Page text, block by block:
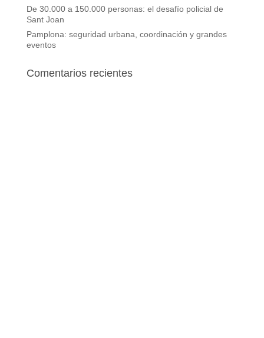
De 30.000 a 150.000 personas: el desafío policial de
Sant Joan
Pamplona: seguridad urbana, coordinación y grandes
eventos
Comentarios recientes